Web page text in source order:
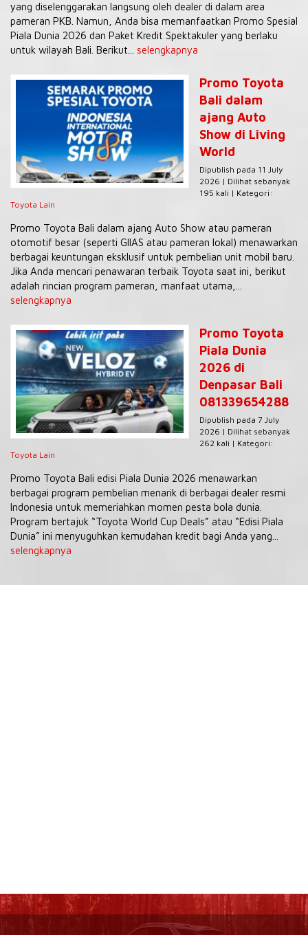
yang diselenggarakan langsung oleh dealer di dalam area
pameran PKB. Namun, Anda bisa memanfaatkan Promo Spesial
Piala Dunia 2026 dan Paket Kredit Spektakuler yang berlaku
untuk wilayah Bali. Berikut... selengkapnya
Promo Toyota
Bali dalam
ajang Auto
Show di Living
World
Dipublish pada 11 July
2026 | Dilihat sebanyak
195 kali | Kategori:
Toyota Lain
Promo Toyota Bali dalam ajang Auto Show atau pameran
otomotif besar (seperti GIIAS atau pameran lokal) menawarkan
berbagai keuntungan eksklusif untuk pembelian unit mobil baru.
Jika Anda mencari penawaran terbaik Toyota saat ini, berikut
adalah rincian program pameran, manfaat utama,...
selengkapnya
Promo Toyota
Piala Dunia
2026 di
Denpasar Bali
081339654288
Dipublish pada 7 July
2026 | Dilihat sebanyak
262 kali | Kategori:
Toyota Lain
Promo Toyota Bali edisi Piala Dunia 2026 menawarkan
berbagai program pembelian menarik di berbagai dealer resmi
Indonesia untuk memeriahkan momen pesta bola dunia.
Program bertajuk “Toyota World Cup Deals” atau “Edisi Piala
Dunia” ini menyuguhkan kemudahan kredit bagi Anda yang...
selengkapnya